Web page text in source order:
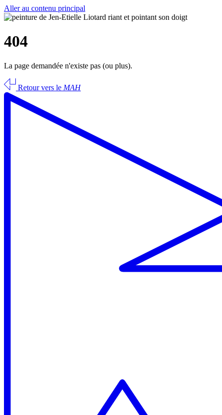
Aller au contenu principal
404
La page demandée n'existe pas (ou plus).
Retour vers le MAH